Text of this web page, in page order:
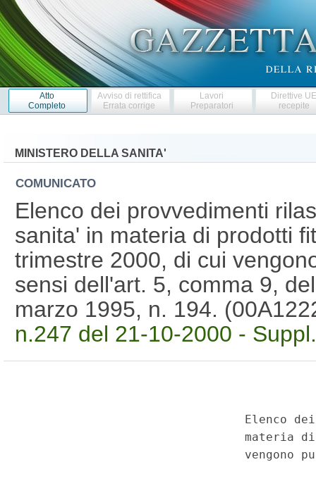
Atto
Completo
Avviso di rettifica
Errata corrige
Lavori
Preparatori
Direttive
recepite
MINISTERO DELLA SANITA'
COMUNICATO
Elenco dei provvedimenti
sanita' in materia di prodotti
trimestre 2000, di cui
sensi dell'art. 5, comma 9,
marzo 1995, n. 194.
n.247 del 21-10-2000 -